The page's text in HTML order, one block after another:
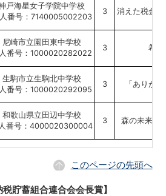
戸海星女子学院中学校
番号：7140005002203
3 消えた税金
尼崎市立園田東中学校
番号：1000020282022
3 希
生駒市立生駒北中学校
番号：1000020292095
3 「ありが
和歌山県立田辺中学校
番号：4000020300004
3 森の未来を
このページの先頭へ
税貯蓄組合連合会会長賞】